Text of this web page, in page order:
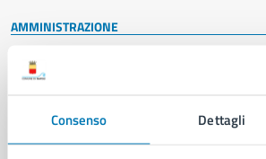
Consenso Dettagli
AMMINISTRAZIONE
Organi di governo
Enti e fondazioni